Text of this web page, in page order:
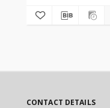
CONTACT DETAILS